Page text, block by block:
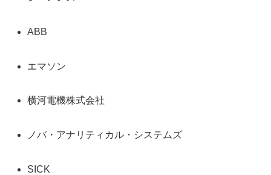
ABB
エマソン
横河電機株式会社
ノバ・アナリティカル・システムズ
SICK